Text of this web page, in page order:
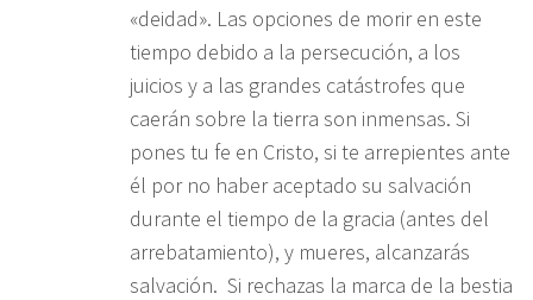
«deidad». Las opciones de morir en este
tiempo debido a la persecución, a los
juicios y a las grandes catástrofes que
caerán sobre la tierra son inmensas. Si
pones tu fe en Cristo, si te arrepientes ante
él por no haber aceptado su salvación
durante el tiempo de la gracia (antes del
arrebatamiento), y mueres, alcanzarás
salvación. Si rechazas la marca de la bestia